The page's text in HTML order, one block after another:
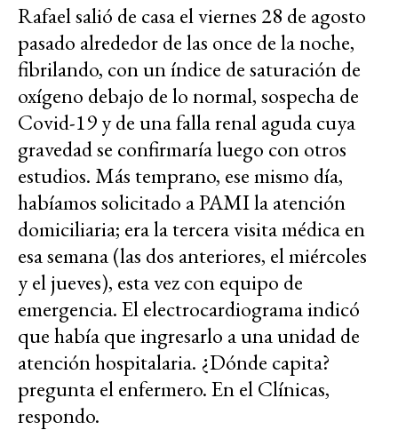
Rafael salió de casa el viernes 28 de agosto
pasado alrededor de las once de la noche,
fibrilando, con un índice de saturación de
oxígeno debajo de lo normal, sospecha de
Covid-19 y de una falla renal aguda cuya
gravedad se confirmaría luego con otros
estudios. Más temprano, ese mismo día,
habíamos solicitado a PAMI la atención
domiciliaria; era la tercera visita médica en
esa semana (las dos anteriores, el miércoles
y el jueves), esta vez con equipo de
emergencia. El electrocardiograma indicó
que había que ingresarlo a una unidad de
atención hospitalaria. ¿Dónde capita?
pregunta el enfermero. En el Clínicas,
respondo.